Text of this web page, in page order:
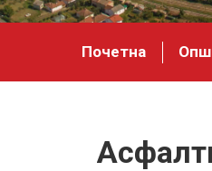
Почетна